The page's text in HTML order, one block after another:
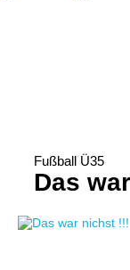
Fußball Ü35
Das